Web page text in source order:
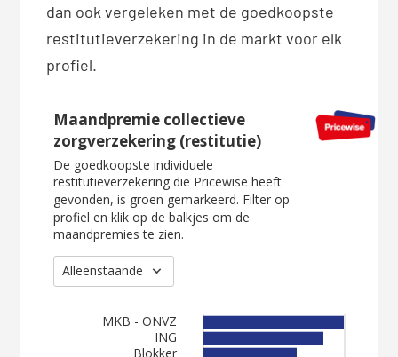
dan ook vergeleken met de goedkoopste
restitutieverzekering in de markt voor elk
profiel.